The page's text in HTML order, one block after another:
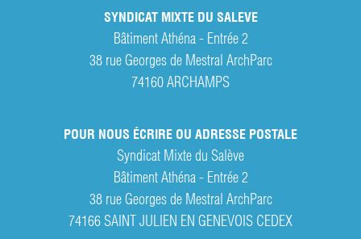
SYNDICAT MIXTE DU SALEVE
Bâtiment Athéna - Entrée 2
38 rue Georges de Mestral ArchParc
74160 ARCHAMPS
POUR NOUS ÉCRIRE OU ADRESSE POSTALE
Syndicat Mixte du Salève
Bâtiment Athéna - Entrée 2
38 rue Georges de Mestral ArchParc
74166 SAINT JULIEN EN GENEVOIS CEDEX